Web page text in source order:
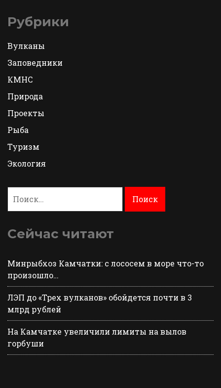
Рубрики
Вулканы
Заповедники
КМНС
Природа
Проекты
Рыба
Туризм
Экология
Сейчас читают
Минрыбхоз Камчатки: с лососем в море что-то
произошло…
ЛЭП до «Трех вулканов» обойдется почти в 3
млрд рублей
На Камчатке увеличили лимиты на вылов
горбуши